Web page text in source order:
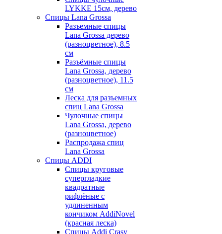
LYKKE 15см, дерево
Спицы Lana Grossa
Разъемные спицы
Lana Grossa дерево
(разноцветное), 8.5
см
Разъёмные спицы
Lana Grossa, дерево
(разноцветное), 11.5
см
Леска для разъемных
спиц Lana Grossa
Чулочные спицы
Lana Grossa, дерево
(разноцветное)
Распродажа спиц
Lana Grossa
Спицы ADDI
Спицы круговые
супергладкие
квадратные
рифлёные с
удлиненным
кончиком AddiNovel
(красная леска)
Спицы Addi Crasy